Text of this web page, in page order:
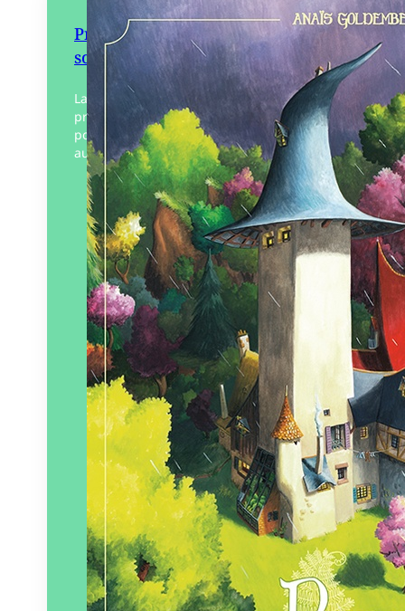
Printemps, une saison chez les
sorcières
La forêt est bien triste en ce début de
printemps. Pas le moindre bourgeon ne
pousse, la pluie tombe sans s’arrêter et
aucun oiseau ne chante dans les…
Éditeur :Lumignon
Paru le03/10/2021